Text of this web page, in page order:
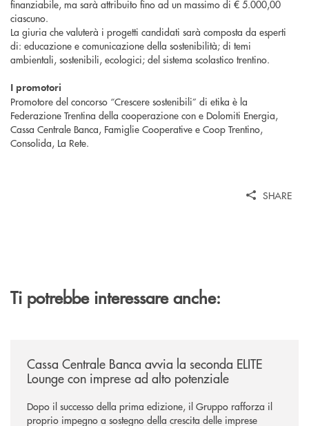
finanziabile, ma sarà attribuito fino ad un massimo di € 5.000,00
ciascuno.
La giuria che valuterà i progetti candidati sarà composta da esperti
di: educazione e comunicazione della sostenibilità; di temi
ambientali, sostenibili, ecologici; del sistema scolastico trentino.
I promotori
Promotore del concorso “Crescere sostenibili” di etika è la
Federazione Trentina della cooperazione con e Dolomiti Energia,
Cassa Centrale Banca, Famiglie Cooperative e Coop Trentino,
Consolida, La Rete.
SHARE
Ti potrebbe interessare anche:
Cassa Centrale Banca avvia la seconda ELITE
Lounge con imprese ad alto potenziale
Dopo il successo della prima edizione, il Gruppo rafforza il
proprio impegno a sostegno della crescita delle imprese